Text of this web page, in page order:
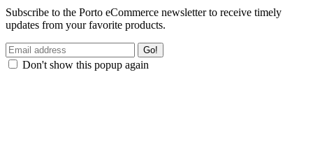
Subscribe to the Porto eCommerce newsletter to receive timely
updates from your favorite products.
Don't show this popup again